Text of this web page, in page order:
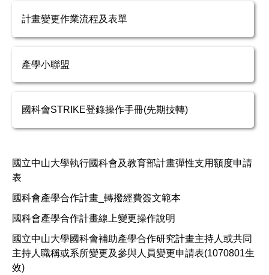
計畫變更作業流程及表單
產學小聯盟
國科會STRIKE登錄操作手冊(先期技轉)
國立中山大學執行國科會及教育部計畫彈性支用額度申請
表
國科會產學合作計畫_轉撥經費簽文範本
國科會產學合作計畫線上變更操作說明
國立中山大學國科會補助產學合作研究計畫主持人或共同
主持人職稱或系所變更及參與人員變更申請表(1070801生
效)